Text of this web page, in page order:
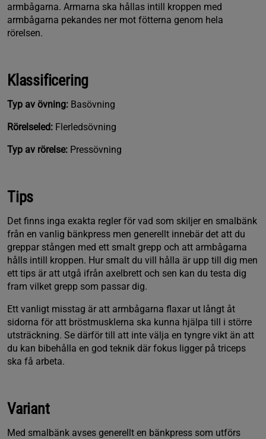
armbågarna. Armarna ska hållas intill kroppen med
armbågarna pekandes ner mot fötterna genom hela
rörelsen.
Klassificering
Typ av övning: Basövning
Rörelseled: Flerledsövning
Typ av rörelse: Pressövning
Tips
Det finns inga exakta regler för vad som skiljer en smalbänk
från en vanlig bänkpress men generellt innebär det att du
greppar stången med ett smalt grepp och att armbågarna
hålls intill kroppen. Hur smalt du vill hålla är upp till dig men
ett tips är att utgå ifrån axelbrett och sen kan du testa dig
fram vilket grepp som passar dig.
Ett vanligt misstag är att armbågarna flaxar ut långt åt
sidorna för att bröstmusklerna ska kunna hjälpa till i större
utsträckning. Se därför till att inte välja en tyngre vikt än att
du kan bibehålla en god teknik där fokus ligger på triceps
ska få arbeta.
Variant
Med smalbänk avses generellt en bänkpress som utförs